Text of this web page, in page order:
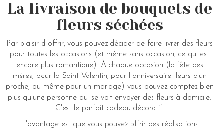
La livraison de bouquets de
fleurs séchées
Par plaisir d offrir, vous pouvez décider de faire livrer des fleurs
pour toutes les occasions (et même sans occasion, ce qui est
encore plus romantique). À chaque occasion (la fête des
mères, pour la Saint Valentin, pour l anniversaire fleurs d'un
proche, ou même pour un mariage) vous pouvez comptez bien
plus qu'une personne qui se voit envoyer des fleurs à domicile.
C'est le parfait cadeau décoratif.
L'avantage est que vous pouvez offrir des réalisations